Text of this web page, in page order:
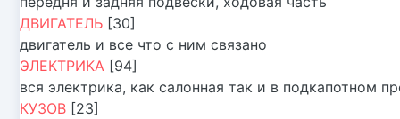
ДВИГАТЕЛЬ [30]
двигатель и все что с ним связано
ЭЛЕКТРИКА [94]
вся электрика, как салонная так и в подкапотном
КУЗОВ [23]